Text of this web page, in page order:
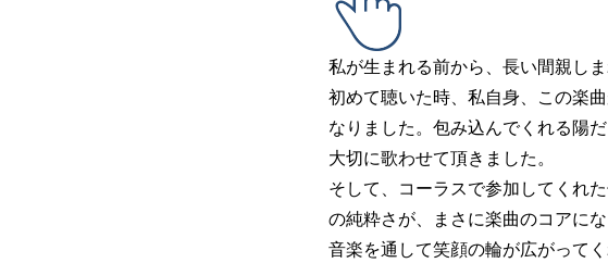
私が生まれる前から、長い間親し
初めて聴いた時、私自身、この楽
なりました。包み込んでくれる陽
大切に歌わせて頂きました。
そして、コーラスで参加してくれ
の純粋さが、まさに楽曲のコアにな
音楽を通して笑顔の輪が広がってく